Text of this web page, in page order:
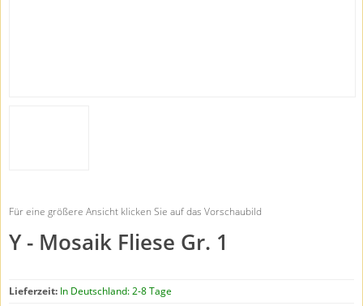
Für eine größere Ansicht klicken Sie auf das Vorschaubild
Y - Mosaik Fliese Gr. 1
Lieferzeit: In Deutschland: 2-8 Tage